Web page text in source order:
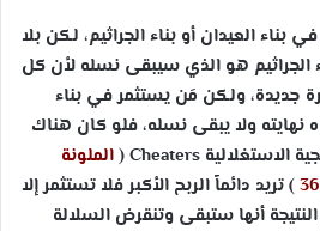
العيدان أو بناء الجراثيم، لكن بلا
هو الذي سيبقى نسله لأن كل
جديدة، ولكن مَن يستثمر في بناء
نهايته ولا يبقى نسله، فلو كان هناك
الاستغلالية Cheaters
(الملونة
) تريد دائماً الربح الأكبر فلا تستثمر إلا
أنها ستبقى وتنقرض السلالة